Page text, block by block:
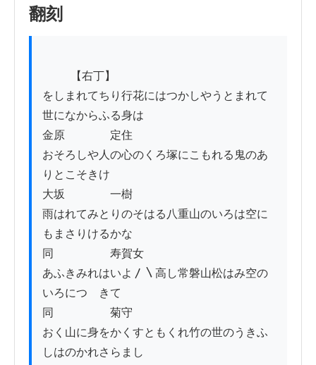
翻刻
をしまれてちり行花にはつかしやうとまれて
世になからふる身は
金原　　　　定住
おそろしや人の心のくろ塚にこもれる鬼のあ
りとこそきけ
大坂　　　　一樹
雨はれてみとりのそはる八重山のいろは空に
もまさりけるかな
同　　　　　寿賀女
あふきみれはいよ〳〵高し常磐山松はみ空の
いろにつゝきて
同　　　　　菊守
おく山に身をかくすともくれ竹の世のうきふ
しはのかれさらまし